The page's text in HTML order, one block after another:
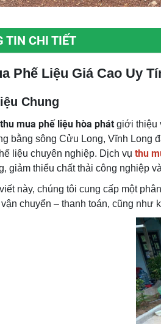
TIN CHI TIẾT
Phế Liệu Giá Cao Uy
Chung
thu mua phế liệu hòa phát giới thiệu
bằng sông Cửu Long, Vĩnh Long
liệu chuyên nghiệp. Dịch vụ thu
giảm thiểu chất thải công nghiệp
này, chúng tôi cung cấp một
chuyển – thanh toán, cũng như